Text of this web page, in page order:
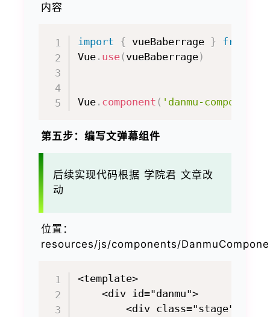
内容
import { vueBaberrage } from
Vue. use( vueBaberrage)
Vue. component ( 'danmu-component'
第五步：编写文弹幕组件
后续实现代码根据 学院君 文章改
动
位置：
resources/js/components/
<template>
    <div id="danmu">
        <div class="stage">